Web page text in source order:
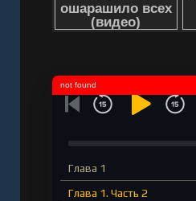
Глава 1
Глава 1. Часть 2
not found